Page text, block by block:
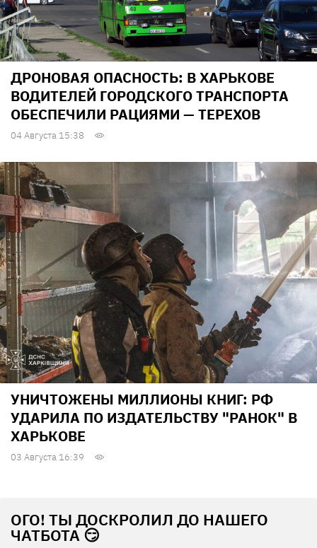
ДРОНОВАЯ ОПАСНОСТЬ: В ХАРЬКОВЕ
ВОДИТЕЛЕЙ ГОРОДСКОГО ТРАНСПОРТА
ОБЕСПЕЧИЛИ РАЦИЯМИ — ТЕРЕХОВ
04 Августа 15:38
УНИЧТОЖЕНЫ МИЛЛИОНЫ КНИГ: РФ
УДАРИЛА ПО ИЗДАТЕЛЬСТВУ "РАНОК" В
ХАРЬКОВЕ
03 Августа 16:39
ОГО! ТЫ ДОСКРОЛИЛ ДО НАШЕГО
ЧАТБОТА 😏